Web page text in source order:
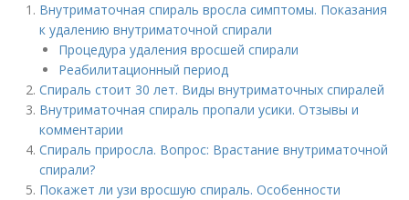
Внутриматочная спираль вросла симптомы. Показания
к удалению внутриматочной спирали
Процедура удаления вросшей спирали
Реабилитационный период
Спираль стоит 30 лет. Виды внутриматочных спиралей
Внутриматочная спираль пропали усики. Отзывы и
комментарии
Спираль приросла. Вопрос: Врастание внутриматочной
спирали?
Покажет ли узи вросшую спираль. Особенности